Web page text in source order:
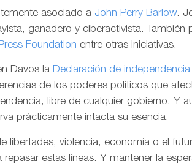
asociado a John Perry Barlow.
ganadero y ciberactivista. También
Foundation entre otras iniciativas.
Davos la Declaración de
de los poderes políticos que
libre de cualquier gobierno. Y
prácticamente intacta su esencia.
libertades, violencia, economía o el
estas líneas. Y mantener la